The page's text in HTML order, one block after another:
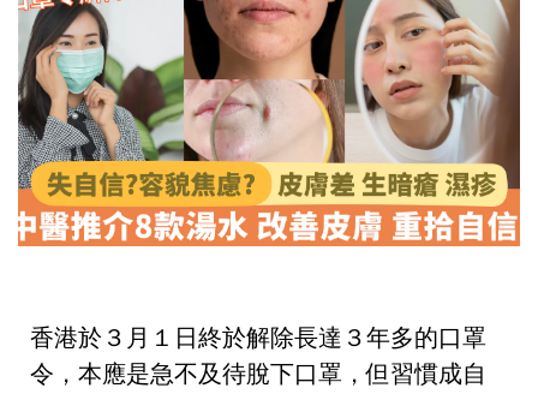
香港於３月１日終於解除長達３年多的口罩
令，本應是急不及待脫下口罩，但習慣成自